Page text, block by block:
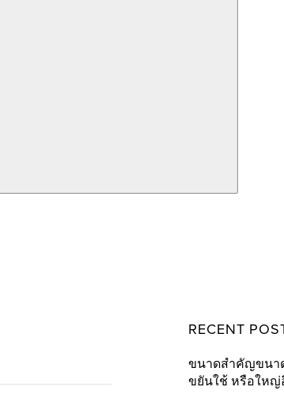
RECENT
ขนาดสำคัญขนา
ขยันใช้ หรือให